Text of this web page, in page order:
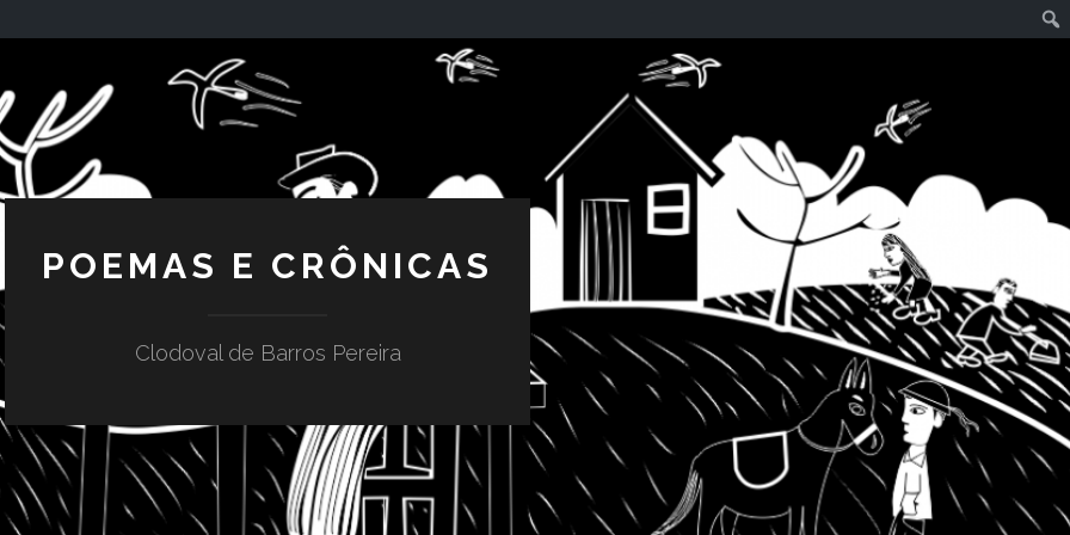
POEMAS E CRÔNICAS
Clodoval de Barros Pereira